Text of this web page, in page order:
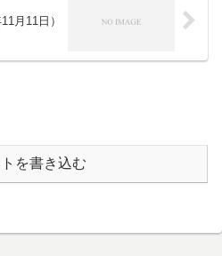
月11日）
を書き込む